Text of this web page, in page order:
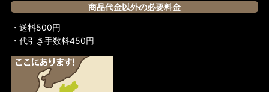
商品代金以外の必要料金
・送料500円
・代引き手数料450円